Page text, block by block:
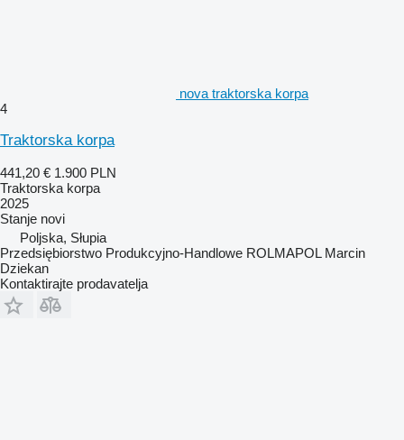
nova traktorska korpa
4
Traktorska korpa
441,20 € 1.900 PLN
Traktorska korpa
2025
Stanje novi
Poljska, Słupia
Przedsiębiorstwo Produkcyjno-Handlowe ROLMAPOL Marcin
Dziekan
Kontaktirajte prodavatelja